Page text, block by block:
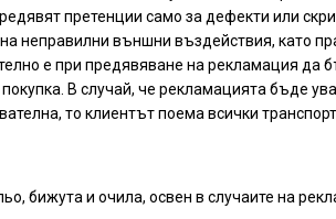
претенции само за дефекти или
неправилни външни въздействия, като
е при предявяване на рекламация да
В случай, че рекламацията бъде
то клиентът поема всички
бижута и очила, освен в случаите на